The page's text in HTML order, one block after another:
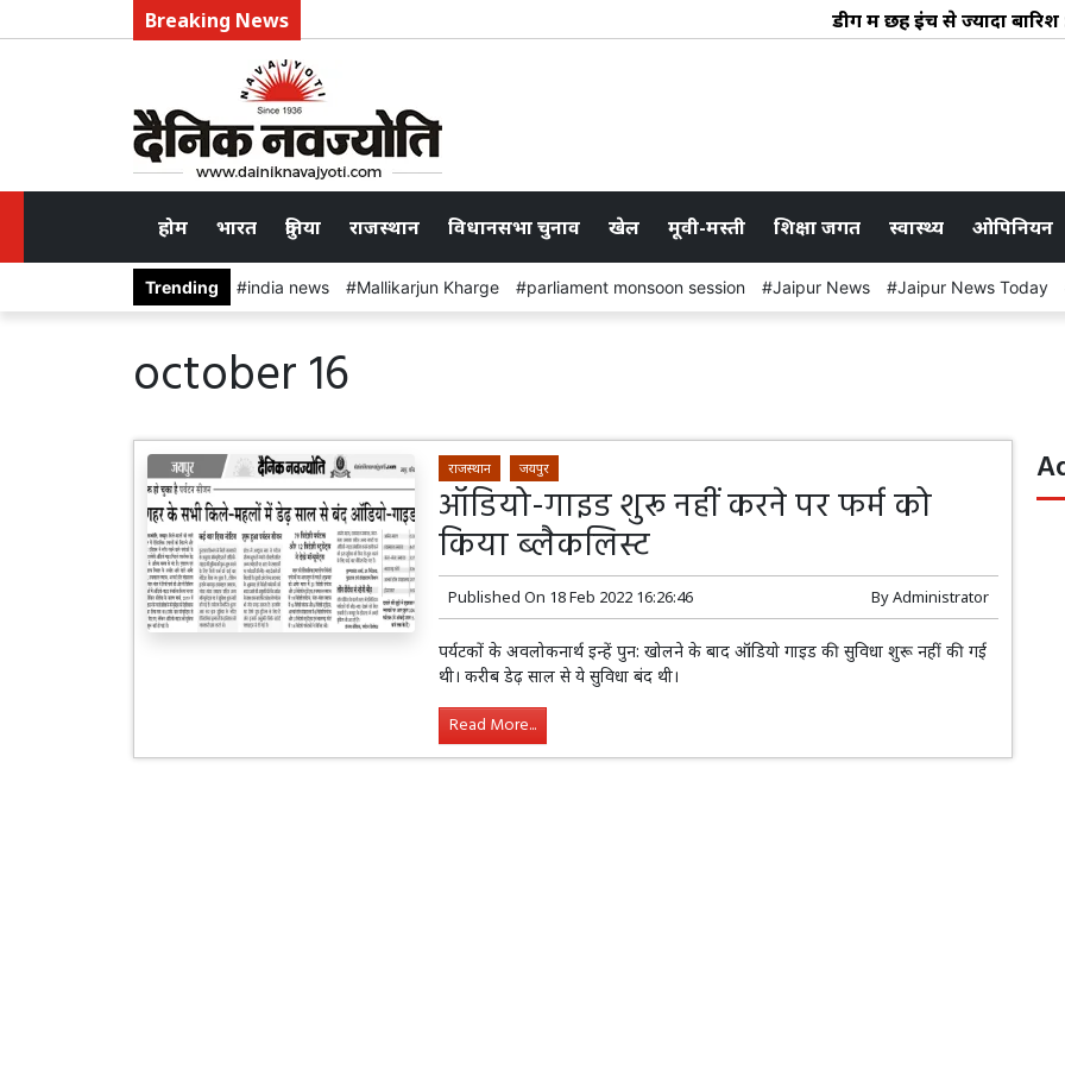
Breaking News डीग में छह इंच से ज्यादा
होम भारत दुनिया राजस्थान विधानसभा चुनाव खेल मूवी-मस्ती शिक्षा जगत स्वास्थ्य ओपिनियन
Trending india news Mallikarjun Kharge parliament monsoon session Jaipur News Jaipur News Today
october 16
राजस्थान जयपुर
ऑडियो-गाइड शुरू नहीं करने पर फर्म को
किया ब्लैकलिस्ट
Published On 18 Feb 2022 16:26:46 ByAdministrator
पर्यटकों के अवलोकनार्थ इन्हें पुन: खोलने के बाद ऑडियो गाइड की सुविधा शुरू नहीं की गई
थी। करीब डेढ़ साल से ये सुविधा बंद थी।
Read More...